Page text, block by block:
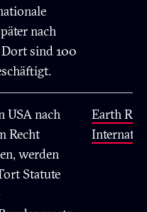
nach
sind 100
USA nach
Recht
werden
Statute
Earth